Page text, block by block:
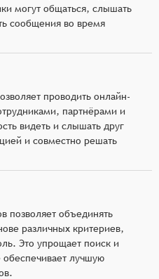
могут общаться, слышать
сообщения во время
проводить онлайн-
партнёрами и
видеть и слышать друг
и совместно решать
позволяет объединять
различных критериев,
Это упрощает поиск и
лучшую